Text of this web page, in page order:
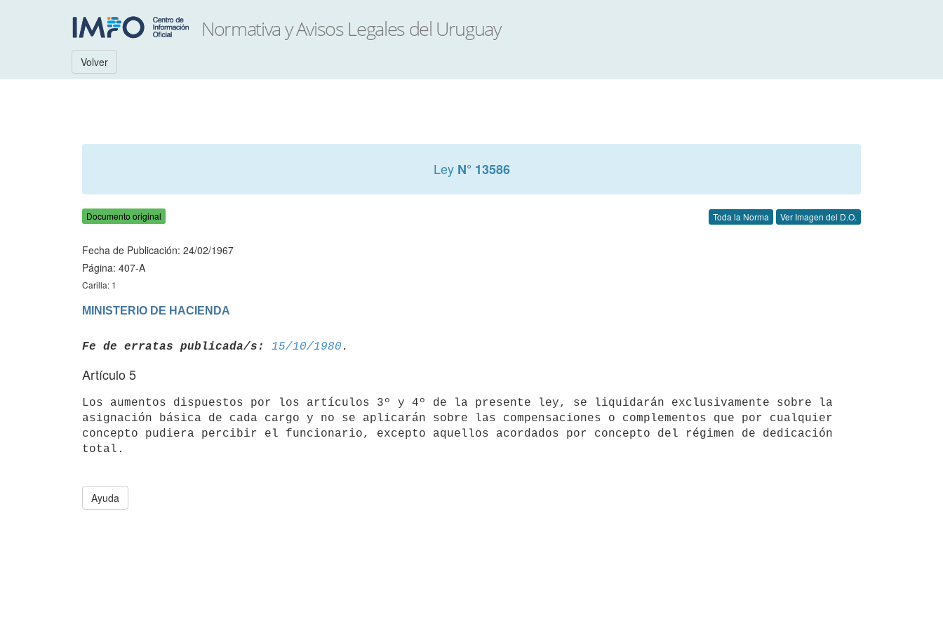
Volver
Ley N° 13586
Documento original Toda la Norma Ver Imagen del D.O.
Fecha de Publicación: 24/02/1967
Página: 407-A
Carilla: 1
MINISTERIO DE HACIENDA
Fe de erratas publicada/s: 15/10/1980
Artículo 5
Los aumentos dispuestos por los artículos 3º y 4º de la presente ley, se liquidarán exclusivamente sobre la
asignación básica de cada cargo y no se aplicarán sobre las compensaciones o complementos que por cualquier
concepto pudiera percibir el funcionario, excepto aquellos acordados por concepto del régimen de dedicación
total.
Ayuda